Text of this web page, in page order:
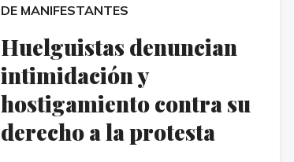
DE MANIFESTANTES
Huelguistas denuncian
intimidación y
hostigamiento contra su
derecho a la protesta